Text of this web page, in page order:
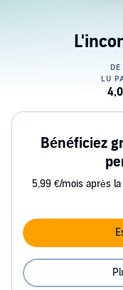
Bénéficiez
5,99 €/mois après